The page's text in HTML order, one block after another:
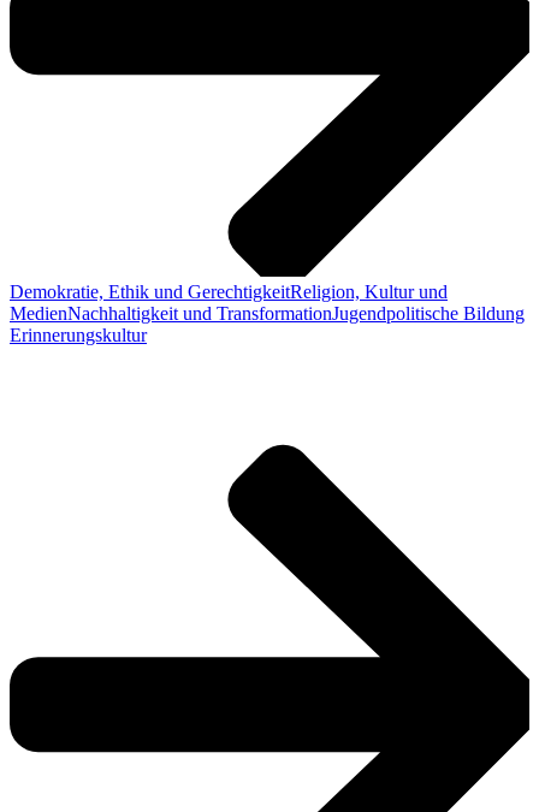
Demokratie, Ethik und GerechtigkeitReligion, Kultur und
MedienNachhaltigkeit und TransformationJugendpolitische Bildung
Erinnerungskultur